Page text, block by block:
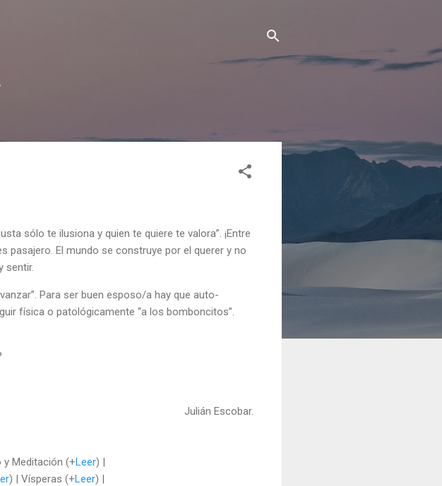
sólo te ilusiona y quien te quiere te valora”. ¡Entre
pasajero. El mundo se construye por el querer y no
sentir.
Para ser buen esposo/a hay que auto-
física o patológicamente “a los bomboncitos”.
Julián Escobar.
y Meditación (+Leer) |
) | Vísperas (+Leer) |